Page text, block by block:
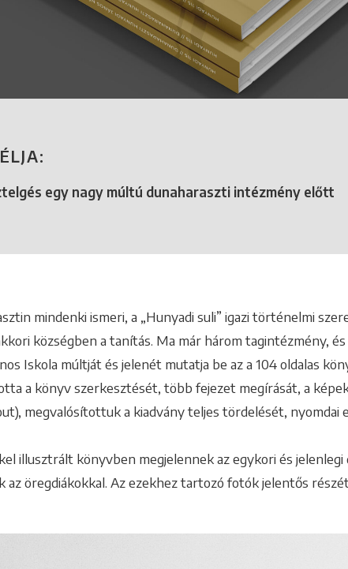
egy nagy múltú dunaharaszti intézmény előtt
mindenki ismeri, a „Hunyadi suli” igazi történelmi
községben a tanítás. Ma már három tagintézmény,
Iskola múltját és jelenét mutatja be az a 104 oldalas
a könyv szerkesztését, több fejezet megírását, a
megvalósítottuk a kiadvány teljes tördelését, nyomdai
illusztrált könyvben megjelennek az egykori és
öregdiákokkal. Az ezekhez tartozó fotók jelentős